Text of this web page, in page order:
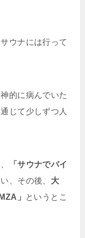
ウナには行って
的に病んでいた
じて少しずつ人
「サウナでバイ
、その後、 大
」
というとこ